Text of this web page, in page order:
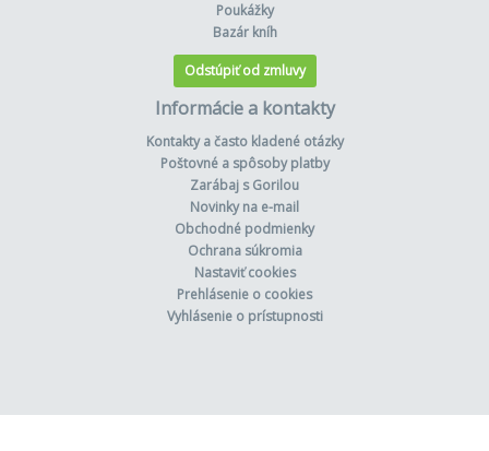
Poukážky
Bazár kníh
Odstúpiť od zmluvy
Informácie a kontakty
Kontakty a často kladené otázky
Poštovné a spôsoby platby
Zarábaj s Gorilou
Novinky na e-mail
Obchodné podmienky
Ochrana súkromia
Nastaviť cookies
Prehlásenie o cookies
Vyhlásenie o prístupnosti